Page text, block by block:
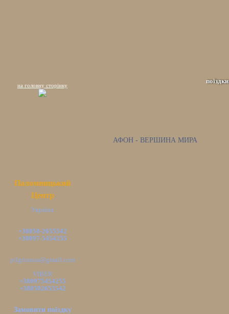
поїздки
на головну сторінку
Паломницький
Центр
Україна
+38050-2655542
+38097-5454255
pilgrimsua@gmail.com
VIBER
+380975454255
+380502655542
Замовити поїздку
АФОН - ВЕРШИНА МИРА